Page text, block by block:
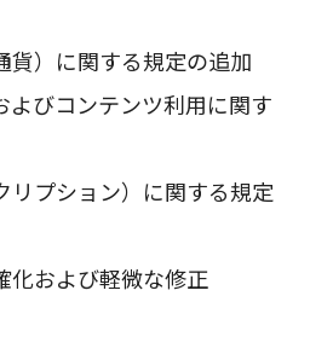
貨）に関する規定の追加
よびコンテンツ利用に関す
リプション）に関する規定
化および軽微な修正